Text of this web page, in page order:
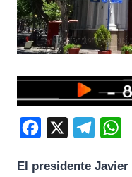
c
l
a
El presidente